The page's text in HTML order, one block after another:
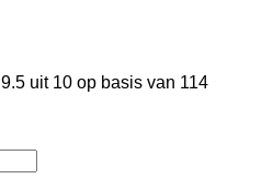
9.5 uit 10 op basis van 114